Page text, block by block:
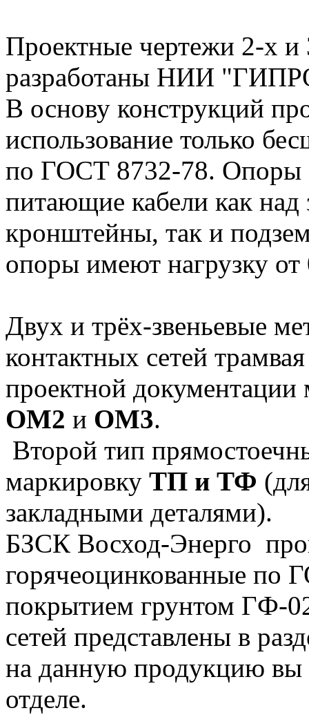
Проектные чертежи 2-х и
разработаны НИИ
В основу конструкций
использование только
по ГОСТ 8732-78. Опоры
питающие кабели как над
кронштейны, так и
опоры имеют нагрузку
Двух и трёх-звеньевые
контактных сетей
проектной документации
ОМ2 и ОМ3.
Второй тип
маркировку ТП и ТФ
закладными деталями).
БЗСК Восход-Энерго
горячеоцинкованные по
покрытием грунтом ГФ-
сетей представлены в
на данную продукцию вы
отделе.